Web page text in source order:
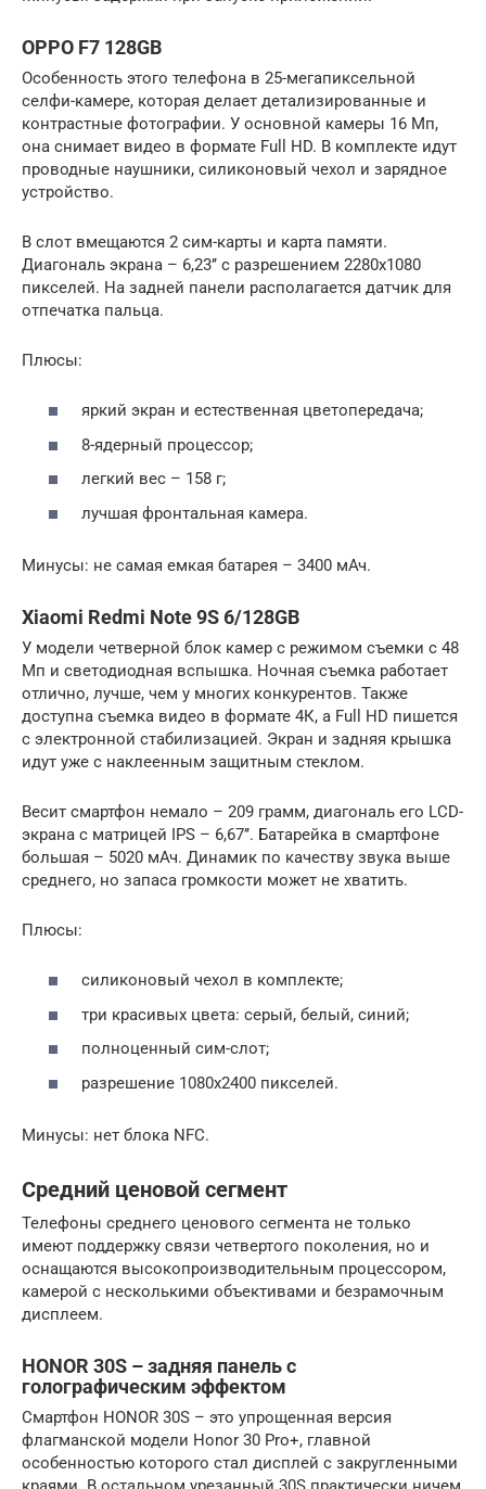
OPPO F7 128GB
Особенность этого телефона в 25-мегапиксельной
селфи-камере, которая делает детализированные и
контрастные фотографии. У основной камеры 16 Мп,
она снимает видео в формате Full HD. В комплекте идут
проводные наушники, силиконовый чехол и зарядное
устройство.
В слот вмещаются 2 сим-карты и карта памяти.
Диагональ экрана – 6,23’’ с разрешением 2280х1080
пикселей. На задней панели располагается датчик для
отпечатка пальца.
Плюсы:
яркий экран и естественная цветопередача;
8-ядерный процессор;
легкий вес – 158 г;
лучшая фронтальная камера.
Минусы: не самая емкая батарея – 3400 мАч.
Xiaomi Redmi Note 9S 6/128GB
У модели четверной блок камер с режимом съемки с 48
Мп и светодиодная вспышка. Ночная съемка работает
отлично, лучше, чем у многих конкурентов. Также
доступна съемка видео в формате 4К, а Full HD пишется
с электронной стабилизацией. Экран и задняя крышка
идут уже с наклеенным защитным стеклом.
Весит смартфон немало – 209 грамм, диагональ его LCD-
экрана с матрицей IPS – 6,67’’. Батарейка в смартфоне
большая – 5020 мАч. Динамик по качеству звука выше
среднего, но запаса громкости может не хватить.
Плюсы:
силиконовый чехол в комплекте;
три красивых цвета: серый, белый, синий;
полноценный сим-слот;
разрешение 1080х2400 пикселей.
Минусы: нет блока NFC.
Средний ценовой сегмент
Телефоны среднего ценового сегмента не только
имеют поддержку связи четвертого поколения, но и
оснащаются высокопроизводительным процессором,
камерой с несколькими объективами и безрамочным
дисплеем.
HONOR 30S – задняя панель с
голографическим эффектом
Смартфон HONOR 30S – это упрощенная версия
флагманской модели Honor 30 Pro+, главной
особенностью которого стал дисплей с закругленными